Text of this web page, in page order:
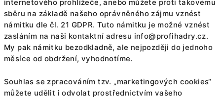
internetového prohlížeče, anebo můžete proti takovému
sběru na základě našeho oprávněného zájmu vznést
námitku dle čl. 21 GDPR. Tuto námitku je možné vznést
zasláním na naši kontaktní adresu info@profihadry.cz.
My pak námitku bezodkladně, ale nejpozději do jednoho
měsíce od obdržení, vyhodnotíme.
Souhlas se zpracováním tzv. „marketingových cookies“
můžete udělit i odvolat prostřednictvím vašeho